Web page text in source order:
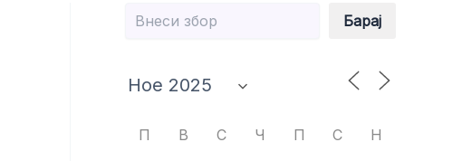
Барај
П В С Ч П С Н